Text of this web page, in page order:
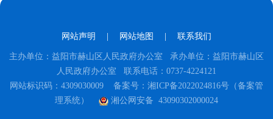
网站声明 网站地图 联系我们
主办单位：益阳市赫山区人民政府办公室 承办单位：益阳市赫山区
人民政府办公室 联系电话：0737-4224121
网站标识码：4309030009 备案号：湘ICP备2022024816号（备案管
理系统）
湘公网安备 43090302000024